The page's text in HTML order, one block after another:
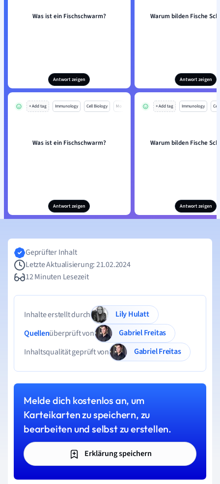
Was ist ein Fischschwarm?
Antwort zeigen
Warum bilden Fische
Antwort zeigen
+ Add tag Immunology Cell Biology Mo
Was ist ein Fischschwarm?
Antwort zeigen
+ Add tag Immunology
Warum bilden Fische
Antwort zeigen
Geprüfter Inhalt
Letzte Aktualisierung: 21.02.2024
12 Minuten Lesezeit
Inhalte erstellt durch
Lily Hulatt
Quellenüberprüft von
Gabriel Freitas
Inhaltsqualität geprüft von
Gabriel Freitas
Melde dich kostenlos an, um
Karteikarten zu speichern, zu
bearbeiten und selbst zu erstellen.
Erklärung speichern